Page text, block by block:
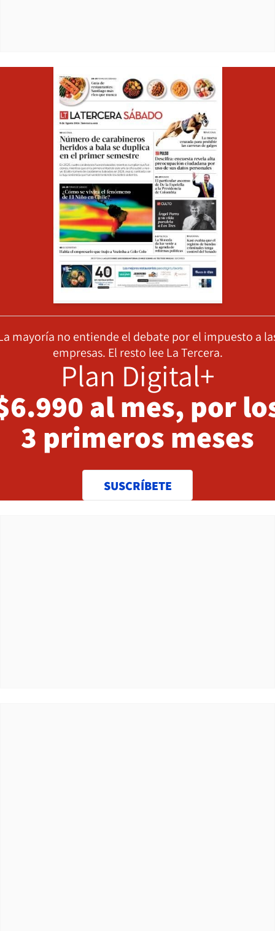
mayoría no entiende el debate por el impuesto a
empresas. El resto lee La Tercera.
Plan Digital+
al mes, por
3 primeros meses
SUSCRÍBETE